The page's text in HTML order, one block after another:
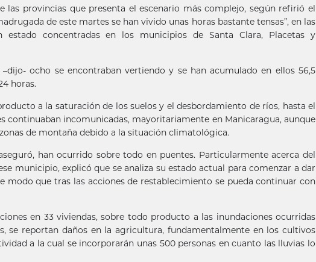
las provincias que presenta el escenario más complejo, según refirió el
de este martes se han vivido unas horas bastante tensas”, en las
concentradas en los municipios de Santa Clara, Placetas y
ocho se encontraban vertiendo y se han acumulado en ellos 56,5
horas.
a la saturación de los suelos y el desbordamiento de ríos, hasta el
continuaban incomunicadas, mayoritariamente en Manicaragua, aunque
de montaña debido a la situación climatológica.
han ocurrido sobre todo en puentes. Particularmente acerca del
municipio, explicó que se analiza su estado actual para comenzar a dar
modo que tras las acciones de restablecimiento se pueda continuar con
en 33 viviendas, sobre todo producto a las inundaciones ocurridas
se reportan daños en la agricultura, fundamentalmente en los cultivos
a la cual se incorporarán unas 500 personas en cuanto las lluvias lo